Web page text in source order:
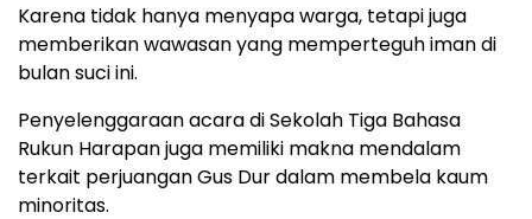
Karena tidak hanya menyapa warga, tetapi juga
memberikan wawasan yang memperteguh iman di
bulan suci ini.
Penyelenggaraan acara di Sekolah Tiga Bahasa
Rukun Harapan juga memiliki makna mendalam
terkait perjuangan Gus Dur dalam membela kaum
minoritas.